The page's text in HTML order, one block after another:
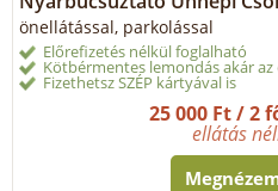
önellátással, parkolással
Előrefizetés nélkül foglalható
Kötbérmentes lemondás akár az
Fizethetsz SZÉP kártyával is
25 000 Ft / 2
ellátás